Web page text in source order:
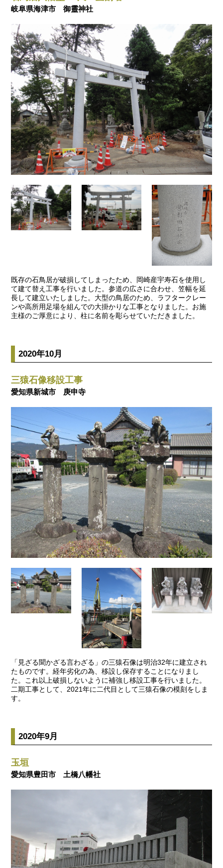
岐阜県海津市 御靈神社
既存の石鳥居が破損してしまったため、岡崎産宇寿石を使用し
て建て替え工事を行いました。参道の広さに合わせ、笠幅を延
長して建立いたしました。大型の鳥居のため、ラフタークレー
ンや高所用足場を組んでの大掛かりな工事となりました。お施
主様のご厚意により、柱に名前を彫らせていただきました。
2020年10月
三猿石像移設工事
愛知県新城市 庚申寺
「見ざる聞かざる言わざる」の三猿石像は明治32年に建立され
たものです。経年劣化の為、移設し保存することになりまし
た。これ以上破損しないように補強し移設工事を行いました。
二期工事として、2021年に二代目として三猿石像の模刻をしま
す。
2020年9月
玉垣
愛知県豊田市 土橋八幡社